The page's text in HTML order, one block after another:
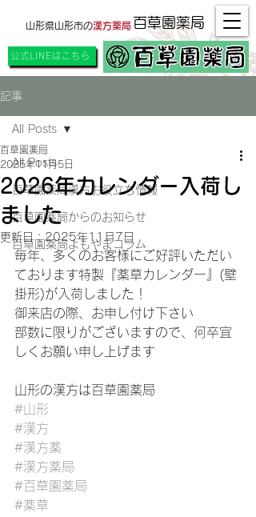
百草園薬局
山形県山形市の漢方薬局
公式LINEはこちら
記事
All Posts
百草園薬局漢方お役立ち情報
百草園薬局からのお知らせ
百草園薬局よもやまコラム
All Posts
2026年カレンダー入荷し
ました
百草園薬局
2025年11月5日
更新日：2025年11月7日
毎年、多くのお客様にご好評いただい
ております特製『薬草カレンダー』(壁
掛形)が入荷しました！
御来店の際、お申し付け下さい
部数に限りがございますので、何卒宜
しくお願い申し上げます
山形の漢方は百草園薬局
#山形
#漢方
#漢方薬
#漢方薬局
#百草園薬局
#薬草